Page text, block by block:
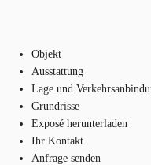
Objekt
Ausstattung
Lage und
Grundrisse
Exposé herunterladen
Ihr Kontakt
Anfrage senden